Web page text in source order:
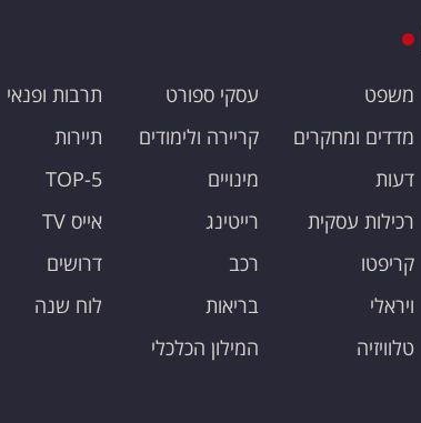
משפט
מדדים ומחקרים
דעות
רכילות עסקית
קריפטו
ויראלי
טלוויזיה
עסקי ספורט
קריירה ולימודים
מינויים
רייטינג
רכב
בריאות
המילון הכלכלי
תרבות ופנאי
תיירות
TOP-5
אייס TV
דרושים
לוח שנה